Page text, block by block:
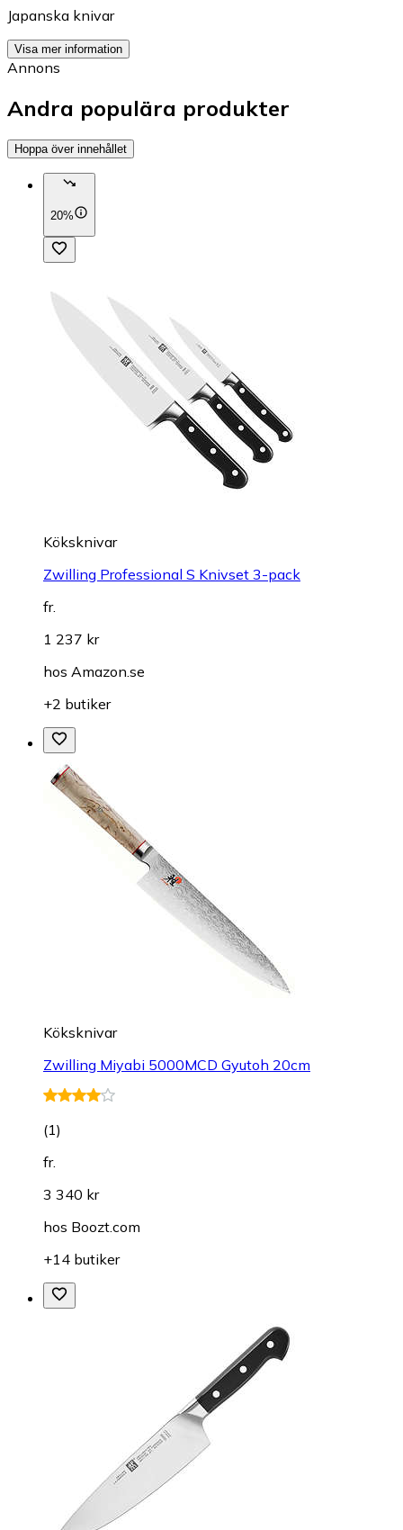
Japanska knivar
Visa mer information
Annons
Andra populära produkter
Hoppa över innehållet
20%
Köksknivar
Zwilling Professional S Knivset 3-pack
fr.
1 237 kr
hos Amazon.se
+2 butiker
Köksknivar
Zwilling Miyabi 5000MCD Gyutoh 20cm
(1)
fr.
3 340 kr
hos Boozt.com
+14 butiker